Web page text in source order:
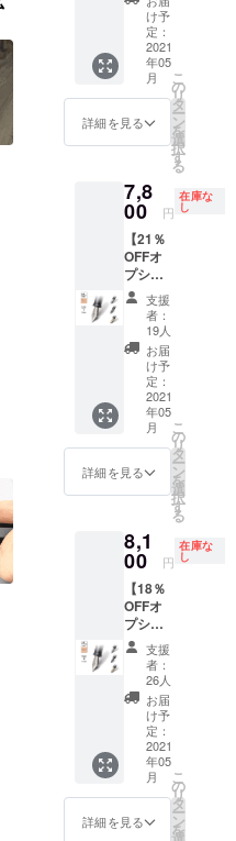
がる可
能性も
ござい
ます。
※ご注文
使用部
材の供
造工程
上の都
合等に
より出
荷時期
が遅れ
る場合
があり
ます。
り量産
効率が
向上し
た場
合、正
規販売
価格が
がる可
能性も
ござい
ます。
※ご注文
状況、
使用部
材の供
給状
況、製
造工程
上の都
合等に
より出
荷時期
る場合
があり
め、本
体をご
購入の
方のみ
ご購入
いただ
けま
は４種
類から
お選び
いただ
けま
す。 ※
皆様の
応援購
入によ
り量産
効率が
向上し
た場
合、正
規販売
価格が
販売予
能性も
ござい
ます。
※ご注文
状況、
使用部
材の供
給状
況、製
造工程
上の都
合等に
より出
荷時期
が遅れ
があり
m（チ
タン）
ニブ
Titaniu
m（チ
タン）
ニブ×１
（販売
予定価
9,900円
の
24％OF
F） ※こ
ちらは
リター
ンのオ
プショ
ン商品
のた
め、本
体をご
購入の
方のみ
ご購入
いただ
けま
は４種
類から
お選び
いただ
けま
す。 ※
皆様の
応援購
入によ
り量産
効率が
向上し
た場
合、正
規販売
価格が
販売予
け予
定：
2021
年05
月
詳細を見る
こ
の
リ
タ
ー
ン
を
選
択
す
る
7,8
00 円
在庫な
し
【21％
OFFオ
プショ
ンリ
ター
ン】
Titaniu
m（チ
タン）
ニブ
Titaniu
m（チ
タン）
ニブ×１
（販売
予定価
9,900円
の
21％OF
F） ※こ
ちらは
リター
ンのオ
プショ
ン商品
のた
め、本
体をご
購入の
方のみ
ご購入
いただ
けま
支援
者：
19人
お届
け予
定：
2021
年05
月
詳細を見る
こ
の
リ
タ
ー
ン
を
選
択
す
る
8,1
00 円
在庫な
し
【18％
OFFオ
プショ
ンリ
ター
ン】大
人気！
Titaniu
m（チ
タン）
ニブ
Titaniu
m（チ
タン）
ニブ×１
支援
者：
26人
お届
け予
定：
2021
年05
月
詳細を見る
こ
の
リ
タ
ー
ン
を